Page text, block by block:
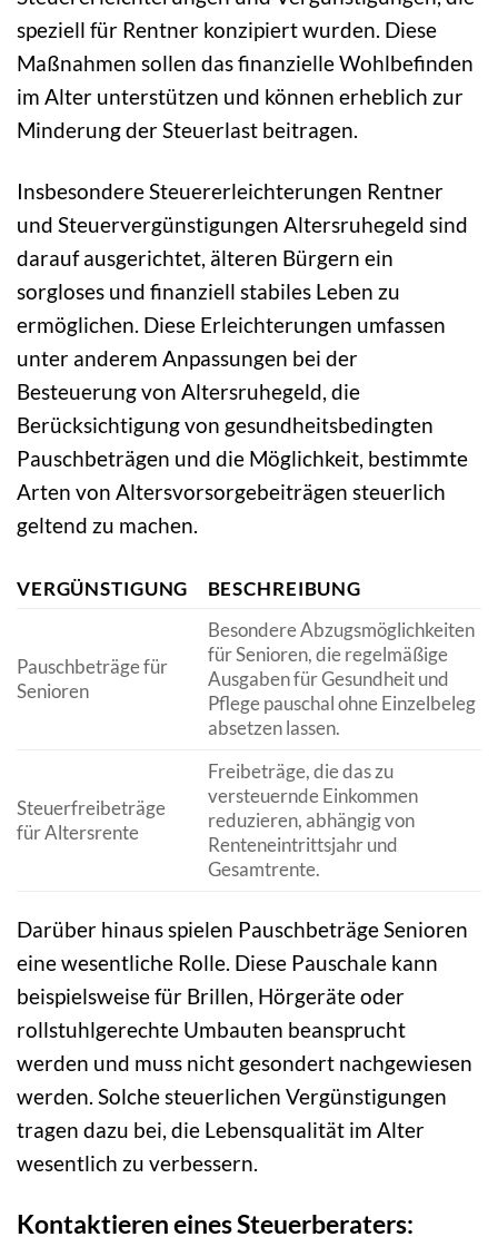
speziell für Rentner konzipiert wurden. Diese
Maßnahmen sollen das finanzielle Wohlbefinden
im Alter unterstützen und können erheblich zur
Minderung der Steuerlast beitragen.
Insbesondere Steuererleichterungen Rentner
und Steuervergünstigungen Altersruhegeld sind
darauf ausgerichtet, älteren Bürgern ein
sorgloses und finanziell stabiles Leben zu
ermöglichen. Diese Erleichterungen umfassen
unter anderem Anpassungen bei der
Besteuerung von Altersruhegeld, die
Berücksichtigung von gesundheitsbedingten
Pauschbeträgen und die Möglichkeit, bestimmte
Arten von Altersvorsorgebeiträgen steuerlich
geltend zu machen.
VERGÜNSTIGUNG BESCHREIBUNG
Pauschbeträge für
Senioren
Besondere Abzugsmöglichkeiten
für Senioren, die regelmäßige
Ausgaben für Gesundheit und
Pflege pauschal ohne Einzelbeleg
absetzen lassen.
Steuerfreibeträge
für Altersrente
Freibeträge, die das zu
versteuernde Einkommen
reduzieren, abhängig von
Renteneintrittsjahr und
Gesamtrente.
Darüber hinaus spielen Pauschbeträge Senioren
eine wesentliche Rolle. Diese Pauschale kann
beispielsweise für Brillen, Hörgeräte oder
rollstuhlgerechte Umbauten beansprucht
werden und muss nicht gesondert nachgewiesen
werden. Solche steuerlichen Vergünstigungen
tragen dazu bei, die Lebensqualität im Alter
wesentlich zu verbessern.
Kontaktieren eines Steuerberaters: